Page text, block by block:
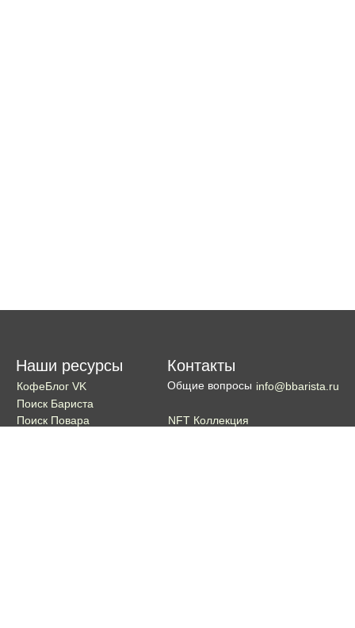
Наши ресурсы
КофеБлог VK
Поиск Бариста
Поиск Повара
Контакты
Общие вопросы info@bbarista.ru
NFT Коллекция